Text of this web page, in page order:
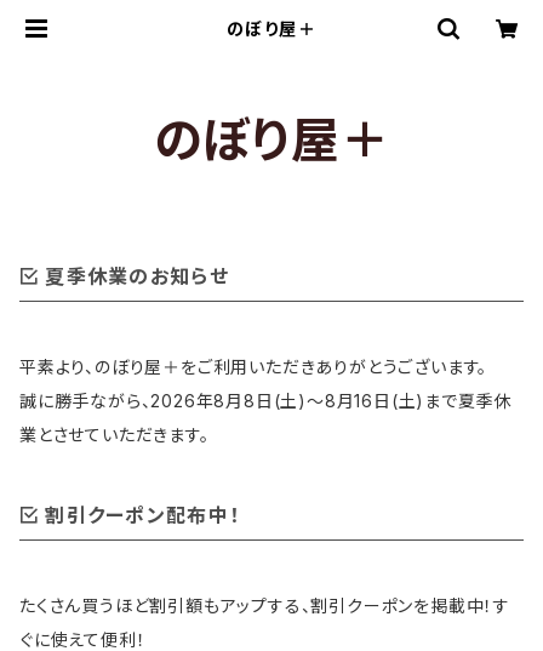
のぼり屋＋
のぼり屋＋
夏季休業のお知らせ
平素より、のぼり屋＋をご利用いただきありがとうございます。
誠に勝手ながら、2026年8月8日(土)〜8月16日(土)まで夏季休
業とさせていただきます。
割引クーポン配布中！
たくさん買うほど割引額もアップする、割引クーポンを掲載中！す
ぐに使えて便利！